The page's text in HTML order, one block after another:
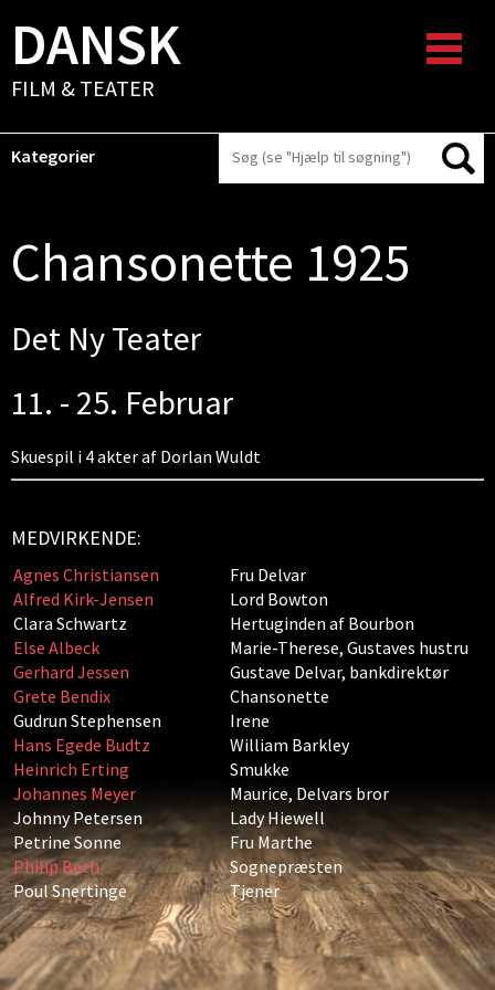
DANSK
FILM & TEATER
Kategorier
Chansonette 1925
Det Ny Teater
11. - 25. Februar
Skuespil i 4 akter af Dorlan Wuldt
MEDVIRKENDE:
Agnes Christiansen
Fru Delvar
Alfred Kirk-Jensen
Lord Bowton
Clara Schwartz
Hertuginden af Bourbon
Else Albeck
Marie-Therese, Gustaves hustru
Gerhard Jessen
Gustave Delvar, bankdirektør
Grete Bendix
Chansonette
Gudrun Stephensen
Irene
Hans Egede Budtz
William Barkley
Heinrich Erting
Smukke
Johannes Meyer
Maurice, Delvars bror
Johnny Petersen
Lady Hiewell
Petrine Sonne
Fru Marthe
Philip Bech
Sognepræsten
Poul Snertinge
Tjener